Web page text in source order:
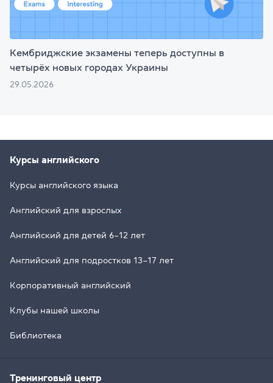
Кембриджские экзамены теперь доступны в
четырёх новых городах Украины
29.05.2026
Курсы английского
Курсы английского языка
Английский для взрослых
Английский для детей 6–12 лет
Английский для подростков 13–17 лет
Корпоративный английский
Клубы нашей школы
Библиотека
Тренинговый центр